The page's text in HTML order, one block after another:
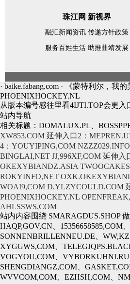
珠江网 新视界
融汇新闻资讯 传递方针政策
服务百姓生活 助推曲靖发展
· baike.fabang.com · 《蒙特利尔，我
PHOENIXHOCKEY.NL
从版本编号感往里看4IJTI.TOP会更
站内导航
相关标题：DOMALUX.PL、
XW853,COM 延伸入口2：
4：YOUYIPING,COM NZZZ029.INFO
BINGLAI,NET JJ,996XF,COM 延伸入
OKEXYBIANDZ.ASIA
ROKYINFO,NET
WOAI9,COM D,YLZYCOULD,COM
PHOENIXHOCKEY.NL
AHLSSWS,COM
站内内容围绕 SMARAGDUS.SHOP 做
HAQP,GOV,CN、15356658585,COM、
SONNENBRILLENNEU.DE、
XYGGWS,COM、
VOGYOU,COM、VYBORKUHNI.RU
SHENGDIANGZ,COM、
WVVCOM,COM、EZHSH,COM、